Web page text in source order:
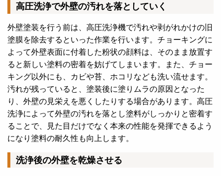
高圧洗浄で外壁の汚れを落としていく
外壁塗装を行う前は、高圧洗浄機で汚れや剥がれかけの旧
塗膜を除去するといった作業を行います。チョーキングに
よって外壁表面に付着した粉状の顔料は、そのまま放置す
ると新しい塗料の密着を妨げてしまいます。
また、チョー
キング以外にも、カビや苔、ホコリなども洗い流せます。
汚れが残っていると、塗装後に塗りムラの原因となった
り、外壁の見栄えを悪くしたりする場合があります。 高圧
洗浄によって外壁の汚れを落とし塗料がしっかりと密着す
ることで、見た目だけでなく本来の性能を発揮できるよう
になり塗料の耐久性も向上します。
洗浄後の外壁を乾燥させる